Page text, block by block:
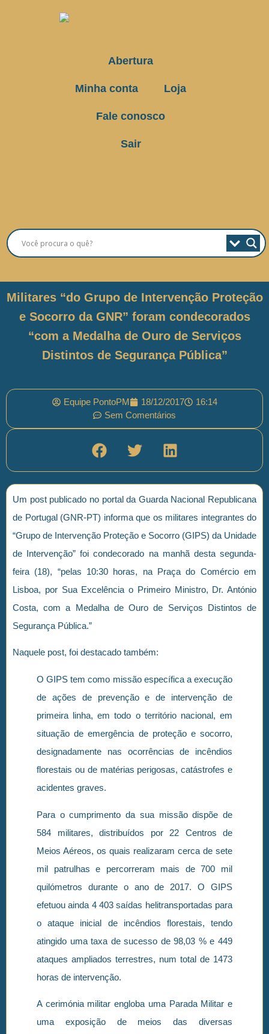
Abertura
Minha conta Loja
Fale conosco
Sair
Militares “do Grupo de Intervenção Proteção
e Socorro da GNR” foram condecorados
“com a Medalha de Ouro de Serviços
Distintos de Segurança Pública”
Equipe PontoPM 18/12/2017
16:14
Sem Comentários
Um post publicado no portal da Guarda Nacional Republicana
de Portugal (GNR-PT) informa que os militares integrantes do
“Grupo de Intervenção Proteção e Socorro (GIPS) da Unidade
de Intervenção” foi condecorado na manhã desta segunda-
feira (18), “pelas 10:30 horas, na Praça do Comércio em
Lisboa, por Sua Excelência o Primeiro Ministro, Dr. António
Costa, com a Medalha de Ouro de Serviços Distintos de
Segurança Pública.”
Naquele post, foi destacado também:
O GIPS tem como missão específica a execução
de ações de prevenção e de intervenção de
primeira linha, em todo o território nacional, em
situação de emergência de proteção e socorro,
designadamente nas ocorrências de incêndios
florestais ou de matérias perigosas, catástrofes e
acidentes graves.
Para o cumprimento da sua missão dispõe de
584 militares, distribuídos por 22 Centros de
Meios Aéreos, os quais realizaram cerca de sete
mil patrulhas e percorreram mais de 700 mil
quilómetros durante o ano de 2017. O GIPS
efetuou ainda 4 403 saídas helitransportadas para
o ataque inicial de incêndios florestais, tendo
atingido uma taxa de sucesso de 98,03 % e 449
ataques ampliados terrestres, num total de 1473
horas de intervenção.
A cerimónia militar engloba uma Parada Militar e
uma exposição de meios das diversas